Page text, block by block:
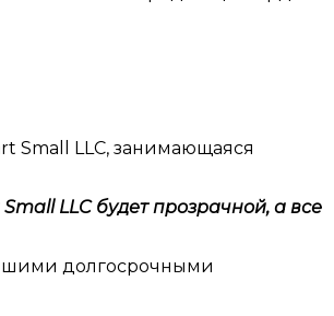
Small LLC, занимающаяся
LLC будет прозрачной, а все
долгосрочными